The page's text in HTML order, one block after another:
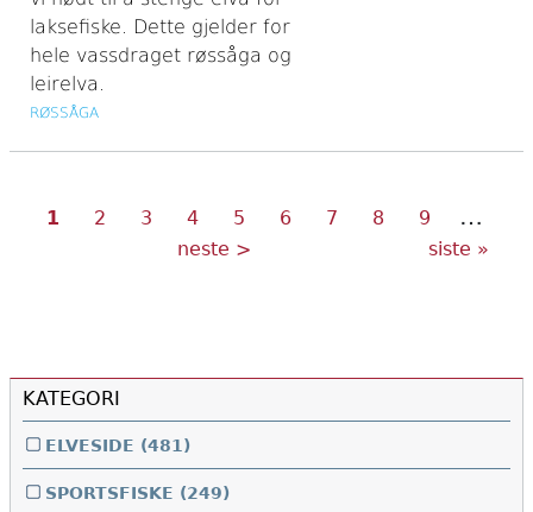
laksefiske. Dette gjelder for
hele vassdraget røssåga og
leirelva.
RØSSÅGA
SiderNåværende
1 Side
2 Side
3 Side
4 Side
5 Side
6 Side
7 Side
8 Side
9 …
Neste
neste >
Siste
siste »
KATEGORI
ELVESIDE (481)
SPORTSFISKE (249)